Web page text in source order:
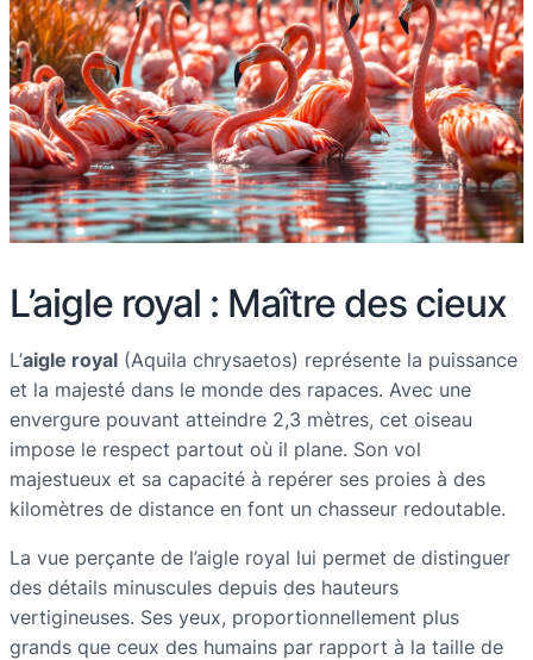
L’aigle royal : Maître des cieux
L’aigle royal (Aquila chrysaetos) représente la puissance
et la majesté dans le monde des rapaces. Avec une
envergure pouvant atteindre 2,3 mètres, cet oiseau
impose le respect partout où il plane. Son vol
majestueux et sa capacité à repérer ses proies à des
kilomètres de distance en font un chasseur redoutable.
La vue perçante de l’aigle royal lui permet de distinguer
des détails minuscules depuis des hauteurs
vertigineuses. Ses yeux, proportionnellement plus
grands que ceux des humains par rapport à la taille de